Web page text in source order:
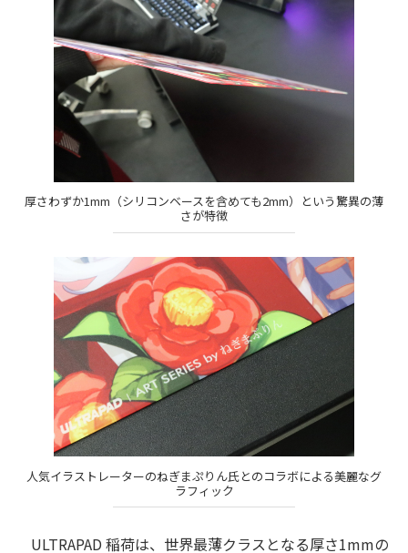
厚さわずか1mm（シリコンベースを含めても2mm）という驚異の薄
さが特徴
人気イラストレーターのねぎまぷりん氏とのコラボによる美麗なグ
ラフィック
ULTRAPAD 稲荷は、世界最薄クラスとなる厚さ1mmの